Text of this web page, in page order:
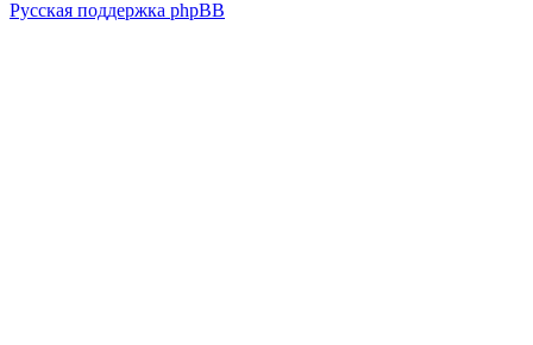
Русская поддержка phpBB